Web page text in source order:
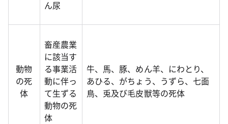
ん尿
動物
の死
体
畜産農業
に該当す
る事業活
動に伴っ
て生ずる
動物の死
体
牛、馬、豚、めん羊、にわとり、
あひる、がちょう、うずら、七面
鳥、兎及び毛皮獣等の死体